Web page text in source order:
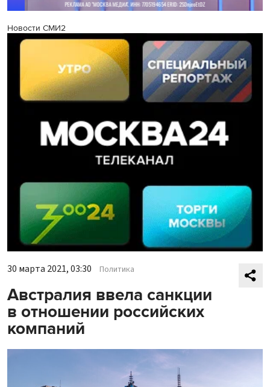
Новости СМИ2
30 марта 2021, 03:30 Политика
Австралия ввела санкции
в отношении российских
компаний